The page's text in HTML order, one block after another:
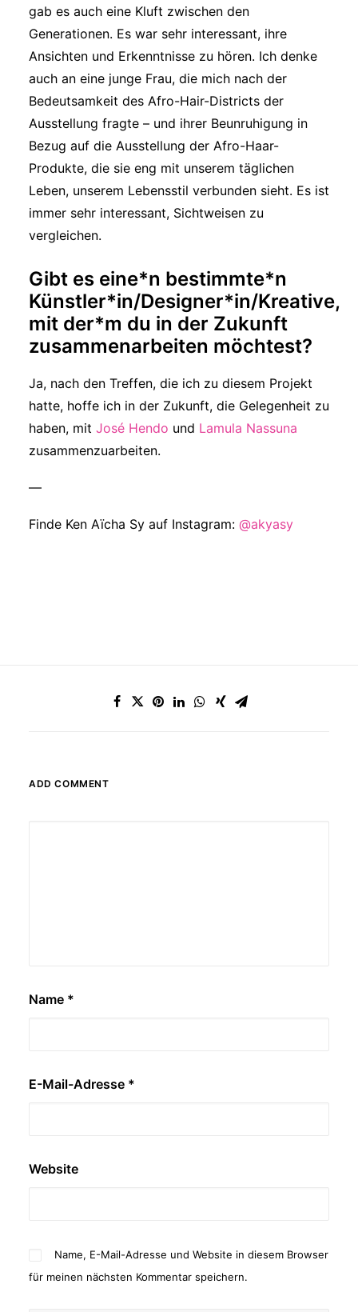
gab es auch eine Kluft zwischen den
Generationen. Es war sehr interessant, ihre
Ansichten und Erkenntnisse zu hören. Ich denke
auch an eine junge Frau, die mich nach der
Bedeutsamkeit des Afro-Hair-Districts der
Ausstellung fragte – und ihrer Beunruhigung in
Bezug auf die Ausstellung der Afro-Haar-
Produkte, die sie eng mit unserem täglichen
Leben, unserem Lebensstil verbunden sieht. Es ist
immer sehr interessant, Sichtweisen zu
vergleichen.
Gibt es eine*n bestimmte*n
Künstler*in/Designer*in/Kreative,
mit der*m du in der Zukunft
zusammenarbeiten möchtest?
Ja, nach den Treffen, die ich zu diesem Projekt
hatte, hoffe ich in der Zukunft, die Gelegenheit zu
haben, mit José Hendo und Lamula Nassuna
zusammenzuarbeiten.
—
Finde Ken Aïcha Sy auf Instagram: @akyasy
ADD COMMENT
Name *
E-Mail-Adresse *
Website
Name, E-Mail-Adresse und Website in diesem Browser
für meinen nächsten Kommentar speichern.